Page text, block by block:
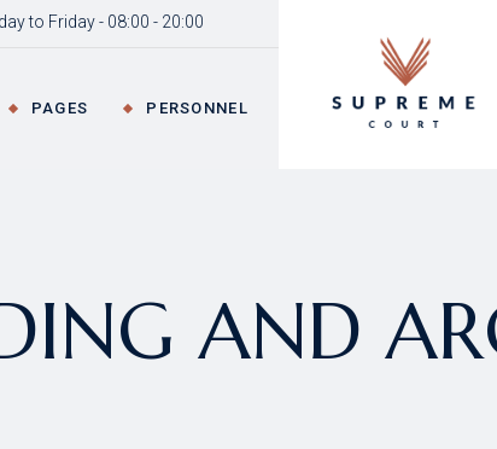
to Friday - 08:00 - 20:00
PAGES
Our Expertise
Pricing Plans
PERSONNEL
Meet The Experts
Law Office
About Us
Team Member
Our Team
AND